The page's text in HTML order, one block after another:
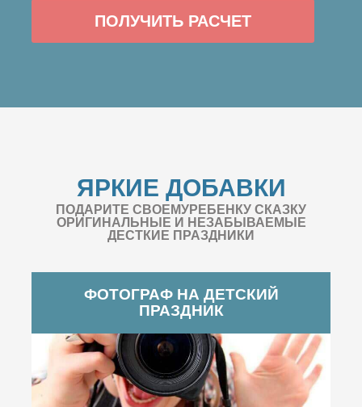
ПОЛУЧИТЬ РАСЧЕТ
ЯРКИЕ ДОБАВКИ
ПОДАРИТЕ СВОЕМУРЕБЕНКУ СКАЗКУ
ОРИГИНАЛЬНЫЕ И НЕЗАБЫВАЕМЫЕ
ДЕСТКИЕ ПРАЗДНИКИ
ФОТОГРАФ НА ДЕТСКИЙ
ПРАЗДНИК